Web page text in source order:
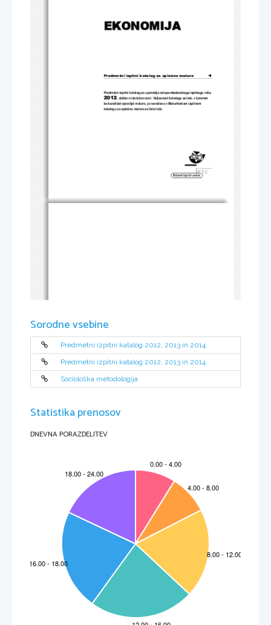
EKONOMIJA
Predmetni izpitni katalog za splošno maturo ◄
Predmetni izpitni katalog se uporablja od spomladanskega izpitnega roka
2012 , dokler ni določen novi. Veljavnost kataloga za leto, v katerem
bo kandidat opravljal maturo, je navedena v Maturitetnem izpitnem
katalogu za splošno maturo za tisto leto.
KAZALO
UVOD............................................................................................................5
IZPITNI CILJI ................................................................................................6
EVANJE IZPITA ........................................................7
Shema izpita..........................................................................................7
enjevanje.......................................................................7
3.3
Merila ocenjevanja izpita in posameznih delov.....................................8
IZPITNE VSEBINE
IN CILJI .......................................................................11
Temeljni ekonomski poj
mi in procesi ..................................................12
Temelji mikroekonomije in
Svetovno gospoda rstvo.......................................................................22
Slovensko gospodarstvo .....................................................................25
PRIMERI NALOG ZA
PISNI IZPIT .............................................................29
Naloga izbirn
..........................................................................29
Naloga polodprtega tipa – strukturirana naloga ..................................30
PISNA NALOGA .........................................................................................33
6.1
Namen.................................................................................................33
Priprava ...............................................................................................33
IMI POTREBAMI ..................................................34
LITERATURA..............................................................................................35
Sorodne vsebine
Predmetni izpitni katalog 2012, 2013 in 2014
Predmetni izpitni katalog 2012, 2013 in 2014
Sociološka metodologija
Statistika prenosov
DNEVNA PORAZDELITEV